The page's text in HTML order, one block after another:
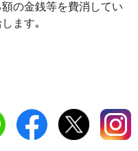
の金銭等を費消してい
ます｡